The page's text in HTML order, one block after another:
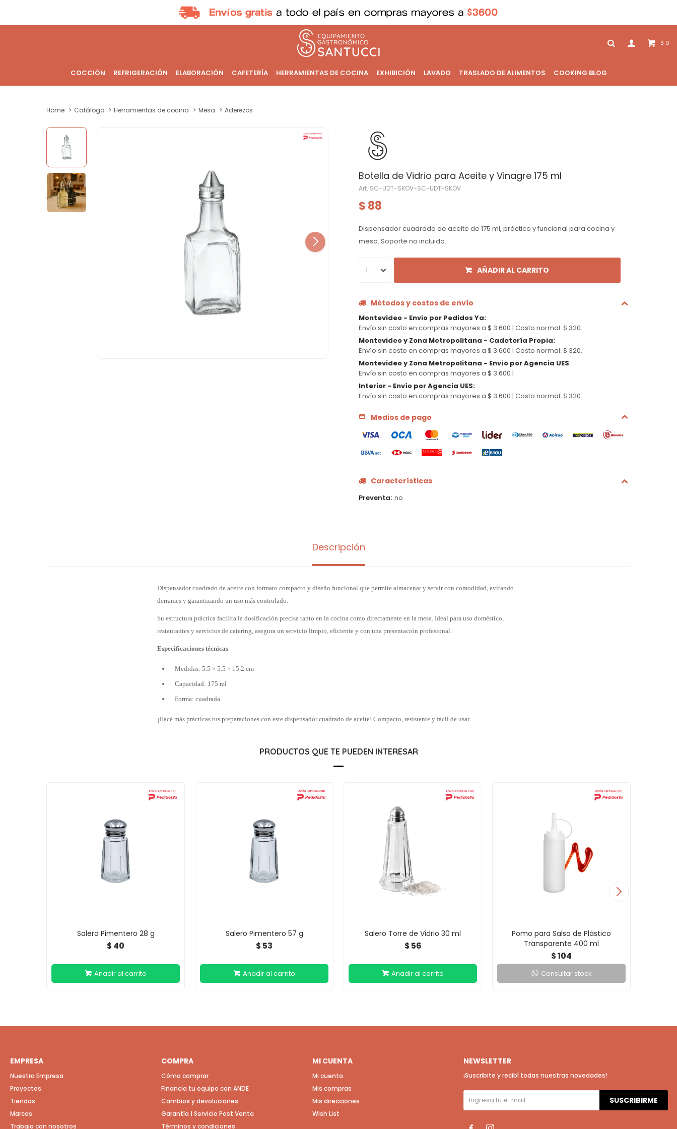
COCCIÓN REFRIGERACIÓN ELABORACIÓN CAFETERÍA HERRAMIENTAS DE COCINA EXHIBICIÓN LAVADO TRASLADO DE ALIMENTOS COOKING BLOG
$ 0
Home Catálogo Herramientas de cocina Mesa Aderezos
Botella de Vidrio para Aceite y Vinagre 175 ml
SC-UDT-SKOV-SC-UDT-SKOV
$ 88
Dispensador cuadrado de aceite de 175 ml, práctico y funcional para cocina y
mesa. Soporte no incluido.
1 AÑADIR AL CARRITO
Métodos y costos de envío
Montevideo - Envio por Pedidos Ya:
Envío sin costo en compras mayores a $ 3.600 | Costo normal: $ 320.
Montevideo y Zona Metropolitana - Cadetería Propia:
Envío sin costo en compras mayores a $ 3.600 | Costo normal: $ 320.
Montevideo y Zona Metropolitana - Envío por Agencia UES
Envío sin costo en compras mayores a $ 3.600 |
Interior - Envío por Agencia UES:
Envío sin costo en compras mayores a $ 3.600 | Costo normal: $ 320.
Medios de pago
Características
Preventa no
Descripción
Dispensador cuadrado de aceite con formato compacto y diseño funcional que permite almacenar y servir con comodidad, evitando
derrames y garantizando un uso más controlado.
Su estructura práctica facilita la dosificación precisa tanto en la cocina como directamente en la mesa. Ideal para uso doméstico,
restaurantes y servicios de catering, asegura un servicio limpio, eficiente y con una presentación profesional.
Especificaciones técnicas
Medidas: 5.5 × 5.5 × 15.2 cm
Capacidad: 175 ml
Forma: cuadrada
¡Hacé más prácticas tus preparaciones con este dispensador cuadrado de aceite! Compacto, resistente y fácil de usar.
PRODUCTOS QUE TE PUEDEN INTERESAR
Salero Pimentero 28 g
$ 40
Salero Pimentero 57 g
$ 53
Salero Torre de Vidrio 30 ml
$ 56
Pomo para Salsa de Plástico
Transparente 400 ml
$104
Consultar stock
EMPRESA
Nuestra Empresa
Proyectos
Tiendas
Marcas
Trabaja con nosotros
COMPRA
Cómo comprar
Financia tu equipo con ANDE
Cambios y devoluciones
Garantía | Servicio Post Venta
Términos y condiciones
MI CUENTA
Mi cuenta
Mis compras
Mis direcciones
Wish List
NEWSLETTER
¡Suscribite y recibí todas nuestras novedades!
SUSCRIBIRME